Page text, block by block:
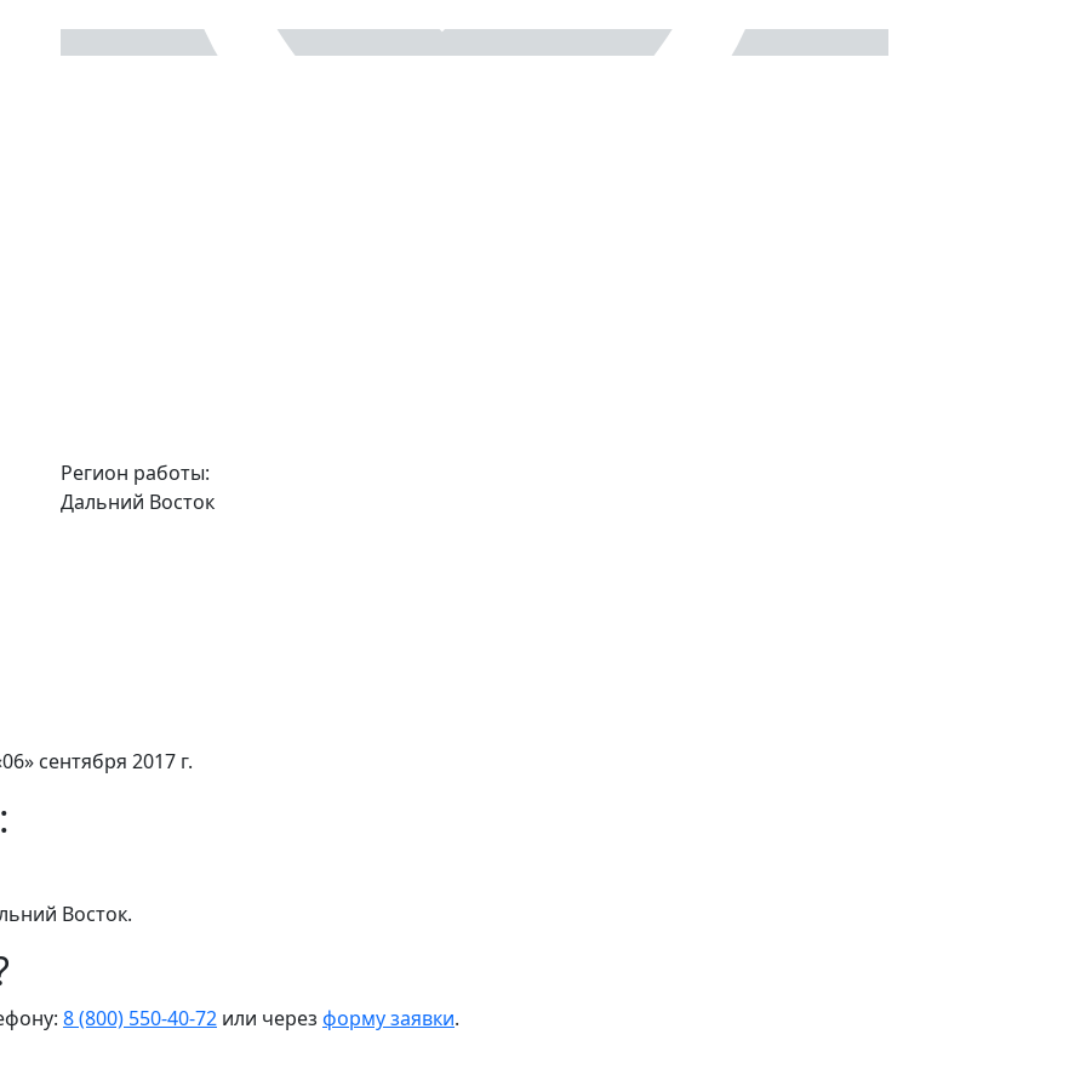
Регион работы:
Дальний Восток
сентября 2017 г.
Восток.
8 (800) 550-40-72 или через форму заявки.